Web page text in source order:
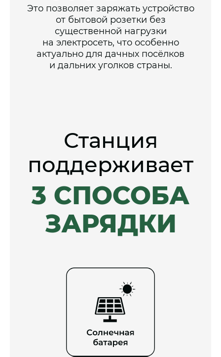
Это позволяет заряжать устройство
от бытовой розетки без
существенной нагрузки
на электросеть, что особенно
актуально для дачных посёлков
и дальних уголков страны.
Станция
поддерживает
3 СПОСОБА
ЗАРЯДКИ